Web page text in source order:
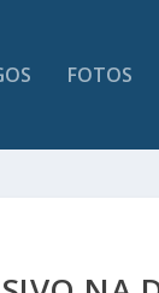
FOTOS